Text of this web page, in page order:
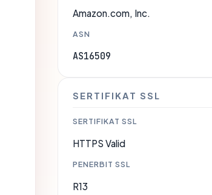
Amazon.com, Inc.
ASN
AS16509
SERTIFIKAT SSL
SERTIFIKAT SSL
HTTPS Valid
PENERBIT SSL
R13